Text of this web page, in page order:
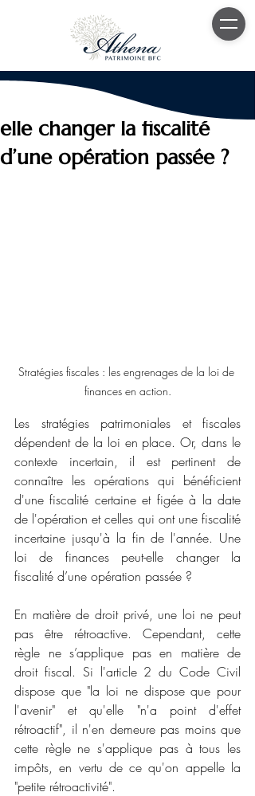
Une loi de finances peut-
elle changer la fiscalité
d’une opération passée ?
15 oct. 2024
Stratégies fiscales : les engrenages de la loi de
finances en action.
Les stratégies patrimoniales et fiscales
dépendent de la loi en place. Or, dans le
contexte incertain, il est pertinent de
connaître les opérations qui bénéficient
d'une fiscalité certaine et figée à la date
de l'opération et celles qui ont une fiscalité
incertaine jusqu'à la fin de l'année. Une
loi de finances peut-elle changer la
fiscalité d’une opération passée ?
En matière de droit privé, une loi ne peut
pas être rétroactive. Cependant, cette
règle ne s’applique pas en matière de
droit fiscal. Si l'article 2 du Code Civil
dispose que "la loi ne dispose que pour
l'avenir" et qu'elle "n'a point d'effet
rétroactif", il n'en demeure pas moins que
cette règle ne s'applique pas à tous les
impôts, en vertu de ce qu'on appelle la
"petite rétroactivité".